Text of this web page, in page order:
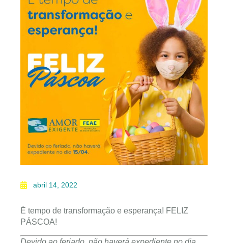
abril 14, 2022
É tempo de transformação e esperança! FELIZ
PÁSCOA!